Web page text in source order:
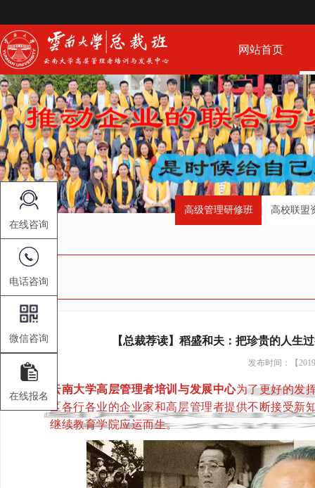
网站首页
高级管理研修班 高校联盟
新闻
【总裁荐读】稻盛和夫：把珍贵的人生
发布时间：【
云南大学高层管理者培训与发展中心为了更好的发
区各行各业的企业家和高层管理者提供不断接受新
继续教育学院应运而生。
在线咨询
电话咨询
微信咨询
在线报名